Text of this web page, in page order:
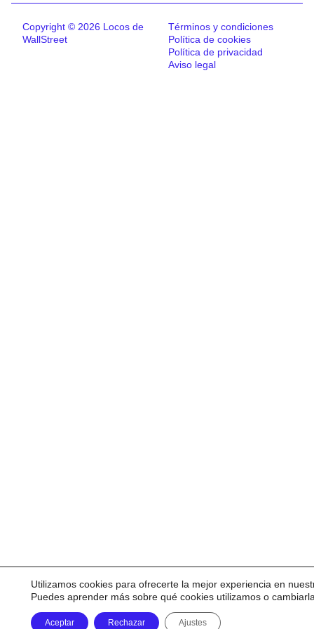
Copyright © 2026 Locos de
WallStreet
Términos y condiciones
Política de cookies
Política de privacidad
Aviso legal
Utilizamos cookies para ofrecerte la mejor experiencia en
Puedes aprender más sobre qué cookies utilizamos o
Aceptar Rechazar Ajustes